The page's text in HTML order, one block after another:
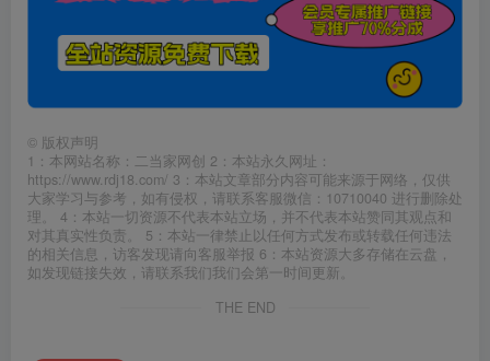
© 版权声明
1：本网站名称：二当家网创 2：本站永久网址：
https://www.rdj18.com/ 3：本站文章部分内容可能来源于网络，仅供
大家学习与参考，如有侵权，请联系客服微信：10710040 进行删除处
理。 4：本站一切资源不代表本站立场，并不代表本站赞同其观点和
对其真实性负责。 5：本站一律禁止以任何方式发布或转载任何违法
的相关信息，访客发现请向客服举报 6：本站资源大多存储在云盘，
如发现链接失效，请联系我们我们会第一时间更新。
THE END